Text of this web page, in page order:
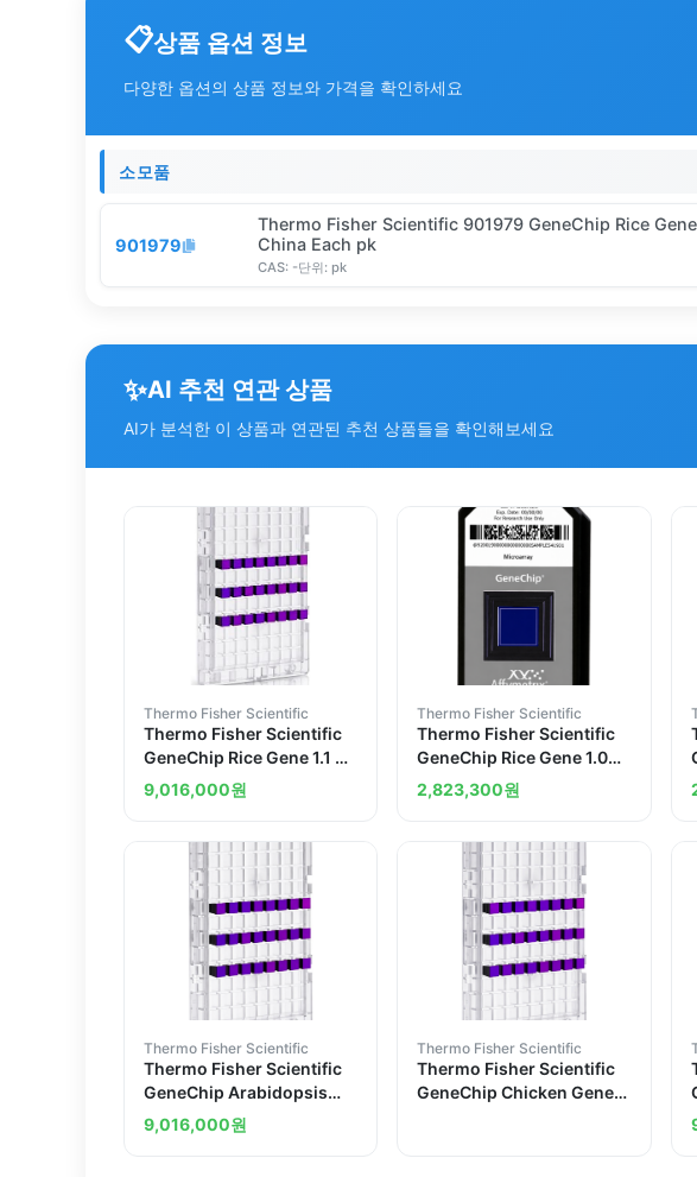
상품 옵션 정보
다양한 옵션의 상품 정보와 가격을 확인하세요
소모품
901979
Thermo Fisher Scientific 901979 GeneChip Rice Gene
China Each pk
CAS: -단위: pk
✨AI 추천 연관 상품
AI가 분석한 이 상품과 연관된 추천 상품들을 확인해보세요
Thermo Fisher Scientific
Thermo Fisher Scientific
GeneChip Rice Gene 1.1 ST
Array Plate United States
9,016,000원
Thermo Fisher Scientific
Thermo Fisher Scientific
GeneChip Rice Gene 1.0
ST Array China 30 arrays
2,823,300원
Thermo Fisher Scientific
Thermo Fisher Scientific
GeneChip Arabidopsis
Gene 1.1 ST Array Plate
9,016,000원
Thermo Fisher Scientific
Thermo Fisher Scientific
GeneChip Chicken Gene